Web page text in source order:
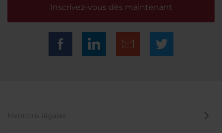
Inscrivez-vous dès maintenant
Mentions légales